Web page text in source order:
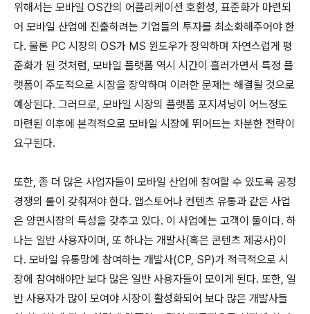
위해서는 모바일 OS간의 어플리케이션 호환성, 표준화가 마련되
어 모바일 산업에 진출하려는 기업들의 투자를 최소화해주어야 한
다. 물론 PC 시장의 OS가 MS 윈도우가 장악하며 자연스럽게 평
준화가 된 것처럼, 모바일 플랫폼 역시 시간이 흘러가면서 특정 플
랫폼이 주도적으로 시장을 장악하며 이러한 문제는 해결될 것으로
예상된다. 그러므로, 모바일 시장의 플랫폼 포지셔닝이 어느정도
마련된 이후에 본격적으로 모바일 시장에 뛰어드는 차분한 전략이
요구된다.
또한, 좀 더 많은 사업자들이 모바일 산업에 참여할 수 있도록 공정
경쟁의 룰이 갖춰져야 한다. 앱스토어나 컨텐츠 유통과 같은 사업
은 양면시장의 특성을 갖추고 있다. 이 사업에는 고객이 둘이다. 하
나는 일반 사용자이며, 또 하나는 개발사(혹은 콘텐츠 제공사)이
다. 모바일 유통망에 참여하는 개발사(CP, SP)가 적극적으로 시
장에 참여해야만 보다 많은 일반 사용자들이 모이게 된다. 또한, 일
반 사용자가 많이 모여야 시장이 활성화되어 보다 많은 개발사들